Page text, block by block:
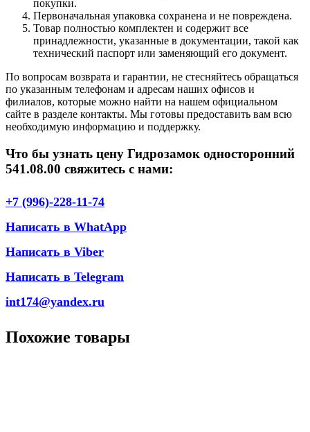
покупки.
Первоначальная упаковка сохранена и не повреждена.
Товар полностью комплектен и содержит все
принадлежности, указанные в документации, такой как
технический паспорт или заменяющий его документ.
По вопросам возврата и гарантии, не стесняйтесь обращаться
по указанным телефонам и адресам наших офисов и
филиалов, которые можно найти на нашем официальном
сайте в разделе контакты. Мы готовы предоставить вам всю
необходимую информацию и поддержку.
Что бы узнать цену Гидрозамок односторонний
541.08.00 свяжитесь с нами:
+7 (996)-228-11-74
Написать в WhatApp
Написать в Viber
Написать в Telegram
int174@yandex.ru
Похожие товары